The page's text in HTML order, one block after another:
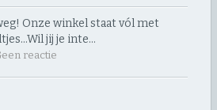
Onze winkel staat vól met
​Wil jij je inte…
reactie